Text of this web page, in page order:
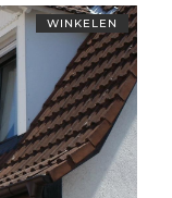
WINKELEN